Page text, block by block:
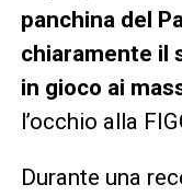
panchina del
chiaramente il
in gioco ai
l’occhio alla
Durante una